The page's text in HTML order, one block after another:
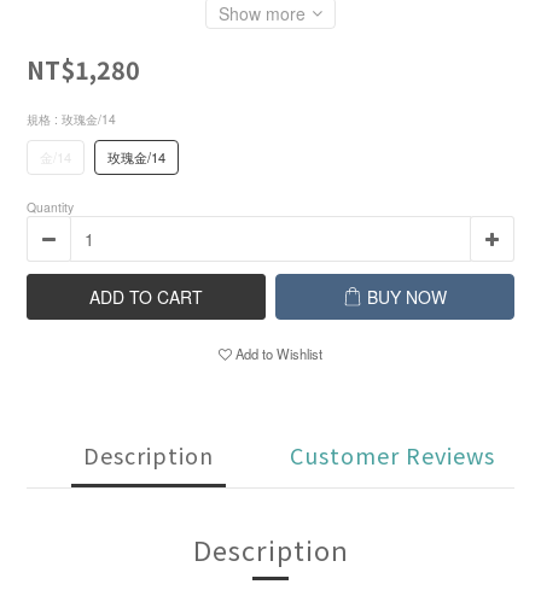
Show more
NT$1,280
規格 : 玫瑰金/14
金/14 玫瑰金/14
Quantity
ADD TO CART BUY NOW
Add to Wishlist
Description Customer Reviews
Description